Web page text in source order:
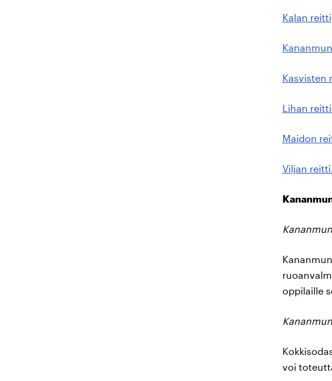
Kalan reitti
Kasvisten
Lihan reitti.
Maidon
Viljan reitti.
oppilaille
voi